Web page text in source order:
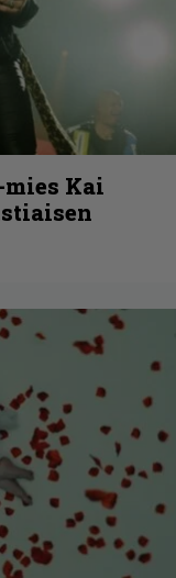
mies Kai